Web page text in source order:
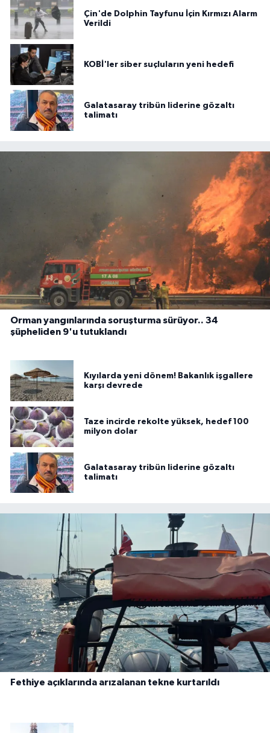
Çin'de Dolphin Tayfunu İçin Kırmızı Alarm
Verildi
KOBİ'ler siber suçluların yeni hedefi
Galatasaray tribün liderine gözaltı
talimatı
Orman yangınlarında soruşturma sürüyor.. 34
şüpheliden 9'u tutuklandı
Kıyılarda yeni dönem! Bakanlık işgallere
karşı devrede
Taze incirde rekolte yüksek, hedef 100
milyon dolar
Galatasaray tribün liderine gözaltı
talimatı
Fethiye açıklarında arızalanan tekne kurtarıldı